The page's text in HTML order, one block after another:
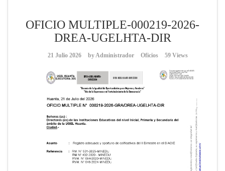
OFICIO MULTIPLE-000219-2026-
DREA-UGELHTA-DIR
21 Julio 2026 byAdministrador Oficios 59 Views